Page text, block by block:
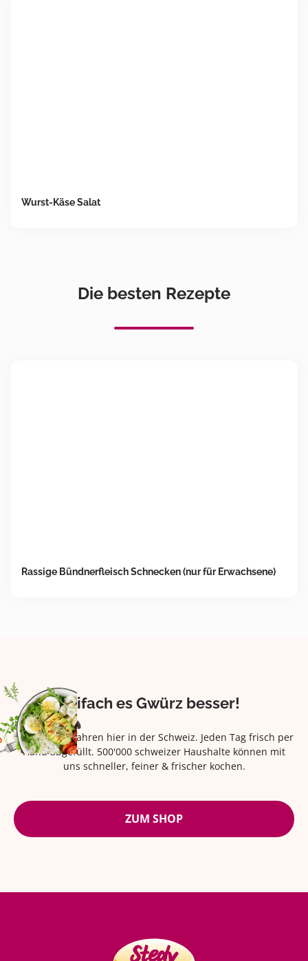
Wurst-Käse Salat
Die besten Rezepte
Rassige Bündnerfleisch Schnecken (nur für Erwachsene)
Eifach es Gwürz besser!
Seit über 42 Jahren hier in der Schweiz. Jeden Tag frisch per
Hand abgefüllt. 500'000 schweizer Haushalte können mit
uns schneller, feiner & frischer kochen.
ZUM SHOP